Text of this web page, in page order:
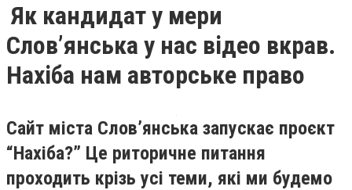
Як кандидат у мери
Слов’янська у нас відео вкрав.
Нахіба нам авторське право
Сайт міста Слов’янська запускає проєкт
“Нахіба?” Це риторичне питання
проходить крізь усі теми, які ми будемо